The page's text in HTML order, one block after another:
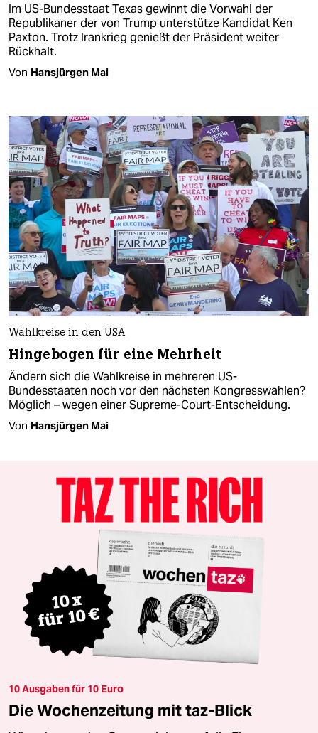
Im US-Bundesstaat Texas gewinnt die Vorwahl der
Republikaner der von Trump unterstütze Kandidat Ken
Paxton. Trotz Irankrieg genießt der Präsident weiter
Rückhalt.
Von Hansjürgen Mai
Wahlkreise in den USA
Hingebogen für eine Mehrheit
Ändern sich die Wahlkreise in mehreren US-
Bundesstaaten noch vor den nächsten Kongresswahlen?
Möglich – wegen einer Supreme-Court-Entscheidung.
Von Hansjürgen Mai
10 Ausgaben für 10 Euro
Die Wochenzeitung mit taz-Blick